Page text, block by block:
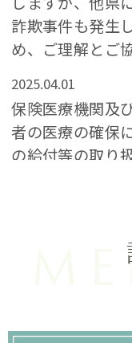
詐欺事件も発生
め、ご理解とご
2025.04.01
保険医療機関及
者の医療の確保
の給付等の取り
ジェネリック
当院では6月1日